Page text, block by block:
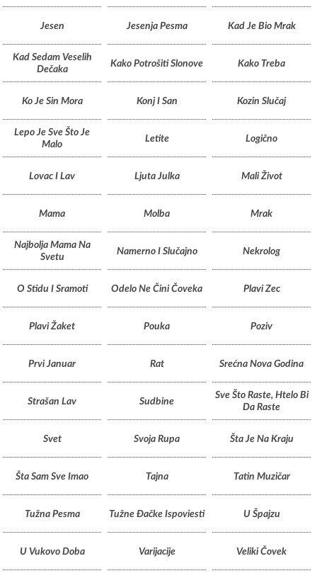
Jesen Jesenja Pesma Kad Je Bio Mrak
Kad Sedam Veselih
Dečaka
Kako Potrošiti Slonove Kako Treba
Ko Je Sin Mora Konj I San Kozin Slučaj
Lepo Je Sve Što Je
Malo
Letite Logično
Lovac I Lav Ljuta Julka Mali Život
Mama Molba Mrak
Najbolja Mama Na
Svetu
Namerno I Slučajno Nekrolog
O Stidu I Sramoti Odelo Ne Čini Čoveka Plavi Zec
Plavi Žaket Pouka Poziv
Prvi Januar Rat Srećna Nova Godina
Strašan Lav Sudbine
Sve Što Raste, Htelo Bi
Da Raste
Svet Svoja Rupa Šta Je Na Kraju
Šta Sam Sve Imao Tajna Tatin Muzičar
Tužna Pesma Tužne Đačke Ispoviesti U Špajzu
U Vukovo Doba Varijacije Veliki Čovek